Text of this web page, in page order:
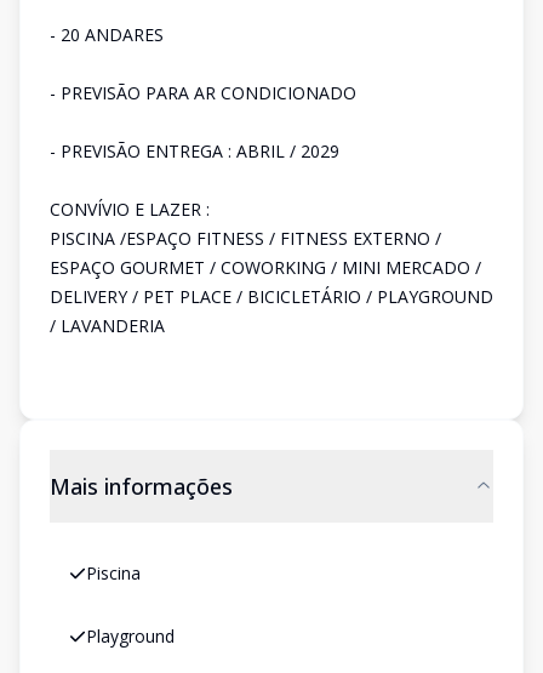
- 20 ANDARES
- PREVISÃO PARA AR CONDICIONADO
- PREVISÃO ENTREGA : ABRIL / 2029
CONVÍVIO E LAZER :
PISCINA /ESPAÇO FITNESS / FITNESS EXTERNO /
ESPAÇO GOURMET / COWORKING / MINI MERCADO /
DELIVERY / PET PLACE / BICICLETÁRIO / PLAYGROUND
/ LAVANDERIA
Mais informações
Piscina
Playground